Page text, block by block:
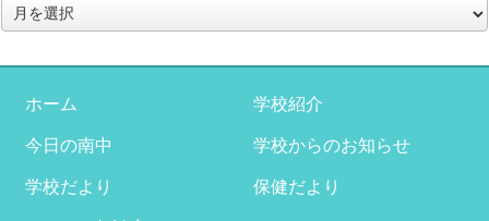
ア
ー
イ
ホーム 学校紹介
今日の南中 学校からのお知らせ
学校だより 保健だより